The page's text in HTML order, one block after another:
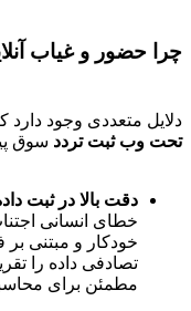
چرا حضور و غیاب
دلایل متعددی وجود
تحت وب ثبت تردد سوق
دقت بالا در ثبت
خطای انسانی
خودکار و مبتنی بر
تصادفی داده را
مطمئن برای